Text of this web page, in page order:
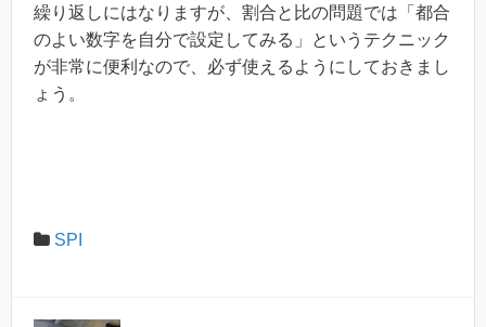
繰り返しにはなりますが、割合と比の問題では「都合
のよい数字を自分で設定してみる」というテクニック
が非常に便利なので、必ず使えるようにしておきまし
ょう。
SPI